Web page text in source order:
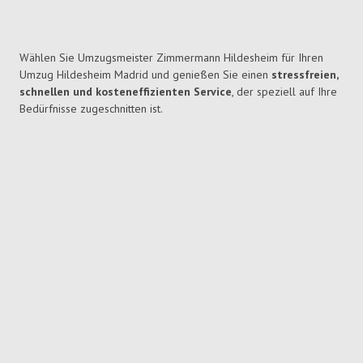
Wählen Sie Umzugsmeister Zimmermann Hildesheim für Ihren
Umzug Hildesheim Madrid und genießen Sie einen stressfreien,
schnellen und kosteneffizienten Service, der speziell auf Ihre
Bedürfnisse zugeschnitten ist.